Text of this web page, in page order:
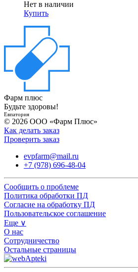
Нет в наличии
Купить
Фарм плюс
Будьте здоровы!
Евпатория
© 2026 ООО «Фарм Плюс»
Как делать заказ
Проверить заказ
evpfarm@mail.ru
+7 (978) 696-48-04
Сообщить о проблеме
Политика обработки ПД
Согласие на обработку ПД
Пользовательское соглашение
Еще ∨
О нас
Сотрудничество
Остальные страницы